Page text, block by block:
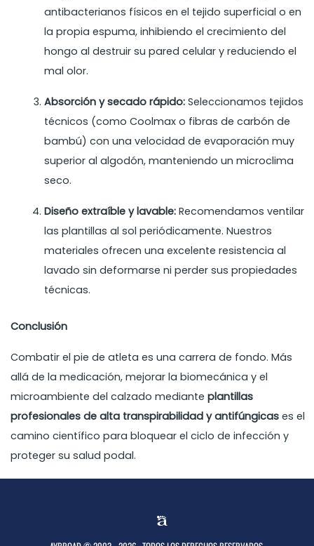
antibacterianos físicos en el tejido superficial o en
la propia espuma, inhibiendo el crecimiento del
hongo al destruir su pared celular y reduciendo el
mal olor.
Absorción y secado rápido: Seleccionamos tejidos
técnicos (como Coolmax o fibras de carbón de
bambú) con una velocidad de evaporación muy
superior al algodón, manteniendo un microclima
seco.
Diseño extraíble y lavable: Recomendamos ventilar
las plantillas al sol periódicamente. Nuestros
materiales ofrecen una excelente resistencia al
lavado sin deformarse ni perder sus propiedades
técnicas.
Conclusión
Combatir el pie de atleta es una carrera de fondo. Más
allá de la medicación, mejorar la biomecánica y el
microambiente del calzado medianteplantillas
profesionales de alta transpirabilidad y antifúngicas es el
camino científico para bloquear el ciclo de infección y
proteger su salud podal.